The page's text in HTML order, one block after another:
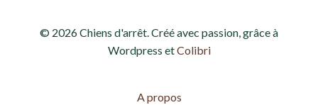
© 2026 Chiens d'arrêt. Créé avec passion, grâce à
Wordpress etColibri
A propos